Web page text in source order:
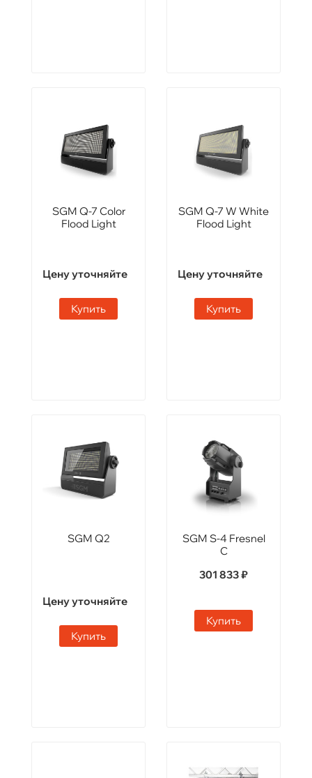
SGM Q-7 Color
Flood Light
Цену уточняйте
Купить
SGM Q-7 W White
Flood Light
Цену уточняйте
Купить
SGM Q2
Цену уточняйте
Купить
SGM S-4 Fresnel
C
301 833 ₽
Купить